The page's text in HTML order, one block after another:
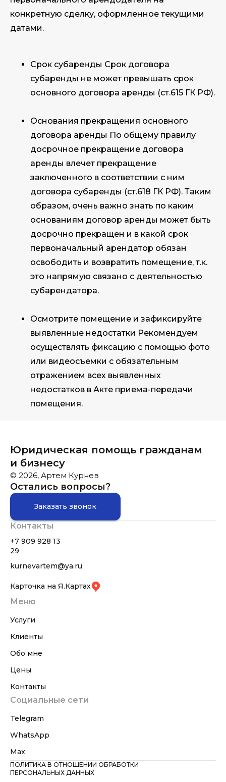
конкретную сделку, оформленное текущими
датами.
Срок субаренды Срок договора
субаренды не может превышать срок
основного договора аренды (ст.615 ГК РФ).
Основания прекращения основного
договора аренды По общему правилу
досрочное прекращение договора
аренды влечет прекращение
заключенного в соответствии с ним
договора субаренды (ст.618 ГК РФ). Таким
образом, очень важно знать по каким
основаниям договор аренды может быть
досрочно прекращен и в какой срок
первоначальный арендатор обязан
освободить и возвратить помещение, т.к.
это напрямую связано с деятельностью
субарендатора.
Осмотрите помещение и зафиксируйте
выявленные недостатки Рекомендуем
осуществлять фиксацию с помощью фото
или видеосъемки с обязательным
отражением всех выявленных
недостатков в Акте приема-передачи
помещения.
Юридическая помощь гражданам
и бизнесу
© 2026, Артем Курнев
Остались вопросы?
Заказать звонок
Контакты
+7 909 928 13
29
kurnevartem@ya.ru
Карточка на Я.Картах
Меню
Услуги
Клиенты
Обо мне
Цены
Контакты
Социальные сети
Telegram
WhatsApp
Max
ПОЛИТИКА В ОТНОШЕНИИ ОБРАБОТКИ
ПЕРСОНАЛЬНЫХ ДАННЫХ